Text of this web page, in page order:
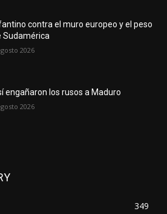
contra el muro europeo y el peso
Sudamérica
2026
engañaron los rusos a Maduro
2026
349